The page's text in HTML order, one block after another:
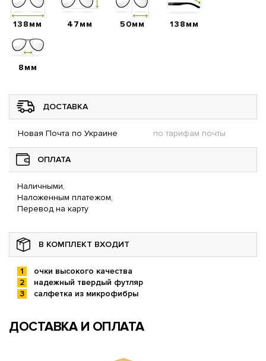
138мм 47мм 50мм 138мм
8мм
ДОСТАВКА
Новая Почта по Украине по тарифам почты
ОПЛАТА
Наличными,
Наложенным платежом,
Перевод на карту
В КОМПЛЕКТ ВХОДИТ
очки высокого качества
надежный твердый футляр
салфетка из микрофибры
ДОСТАВКА И ОПЛАТА